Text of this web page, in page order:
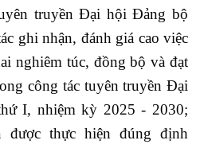
truyền Đại hội Đảng bộ
ghi nhận, đánh giá cao việc
nghiêm túc, đồng bộ và đạt
công tác tuyên truyền Đại
I, nhiệm kỳ 2025 - 2030;
được thực hiện đúng định